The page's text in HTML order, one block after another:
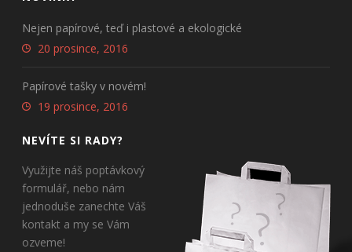
Nejen papírové, teď i plastové a ekologické
20 prosince, 2016
Papírové tašky v novém!
19 prosince, 2016
NEVÍTE SI RADY?
Využijte náš poptávkový
formulář, nebo nám
jednoduše zanechte Váš
kontakt a my se Vám
ozveme!